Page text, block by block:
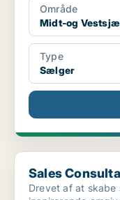
Område
Midt-og
Type
Sælger
Sales Consultant i
Sales
Drevet af at